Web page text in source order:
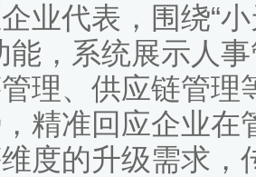
业代表，围绕“
能，系统展示人
理、供应链管理
精准回应企业在
度的升级需求，